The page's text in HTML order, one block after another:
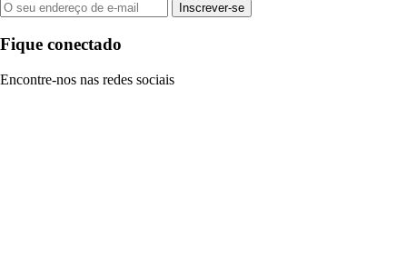
Inscrever-se
Fique conectado
Encontre-nos nas redes sociais